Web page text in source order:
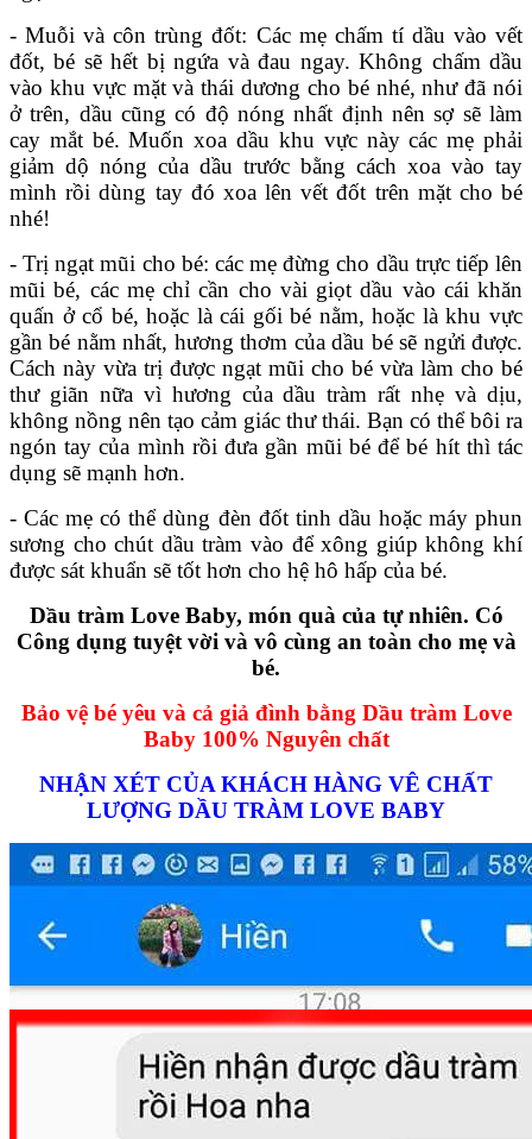
- Muỗi và côn trùng đốt: Các mẹ chấm tí dầu vào vết
đốt, bé sẽ hết bị ngứa và đau ngay. Không chấm dầu
vào khu vực mặt và thái dương cho bé nhé, như đã nói
ở trên, dầu cũng có độ nóng nhất định nên sợ sẽ làm
cay mắt bé. Muốn xoa dầu khu vực này các mẹ phải
giảm dộ nóng của dầu trước bằng cách xoa vào tay
mình rồi dùng tay đó xoa lên vết đốt trên mặt cho bé
nhé!
- Trị ngạt mũi cho bé: các mẹ đừng cho dầu trực tiếp lên
mũi bé, các mẹ chỉ cần cho vài giọt dầu vào cái khăn
quấn ở cổ bé, hoặc là cái gối bé nằm, hoặc là khu vực
gần bé nằm nhất, hương thơm của dầu bé sẽ ngửi được.
Cách này vừa trị được ngạt mũi cho bé vừa làm cho bé
thư giãn nữa vì hương của dầu tràm rất nhẹ và dịu,
không nồng nên tạo cảm giác thư thái. Bạn có thể bôi ra
ngón tay của mình rồi đưa gần mũi bé để bé hít thì tác
dụng sẽ mạnh hơn.
- Các mẹ có thể dùng đèn đốt tinh dầu hoặc máy phun
sương cho chút dầu tràm vào để xông giúp không khí
được sát khuẩn sẽ tốt hơn cho hệ hô hấp của bé.
Dầu tràm Love Baby, món quà của tự nhiên. Có
Công dụng tuyệt vời và vô cùng an toàn cho mẹ và
bé.
Bảo vệ bé yêu và cả giả đình bằng Dầu tràm Love
Baby 100% Nguyên chất
NHẬN XÉT CỦA KHÁCH HÀNG VÊ CHẤT
LƯỢNG DẦU TRÀM LOVE BABY